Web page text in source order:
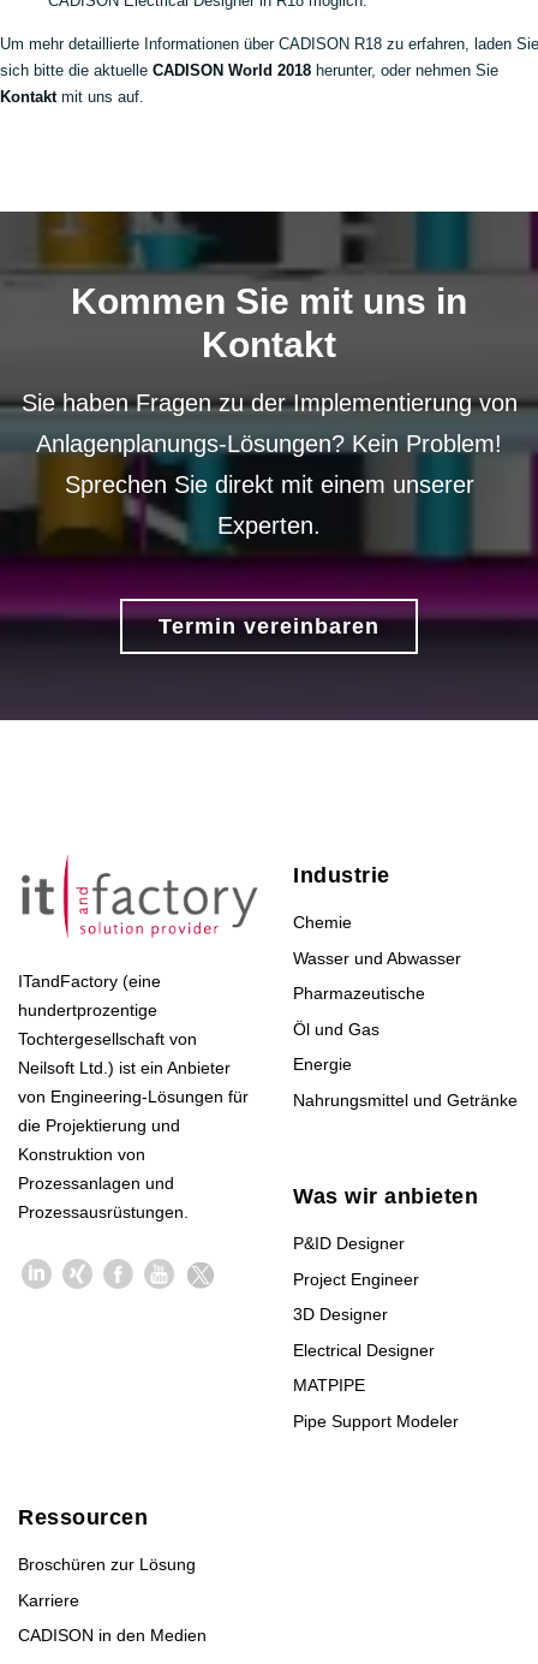
Um mehr detaillierte Informationen über CADISON R18 zu erfahren, laden Sie
sich bitte die aktuelle CADISON World 2018 herunter, oder nehmen Sie
Kontaktmit uns auf.
Kommen Sie mit uns in
Kontakt
Sie haben Fragen zu der Implementierung von
Anlagenplanungs-Lösungen? Kein Problem!
Sprechen Sie direkt mit einem unserer
Experten.
Termin vereinbaren
ITandFactory (eine
hundertprozentige
Tochtergesellschaft von
Neilsoft Ltd.) ist ein Anbieter
von Engineering-Lösungen für
die Projektierung und
Konstruktion von
Prozessanlagen und
Prozessausrüstungen.
Industrie
Chemie
Wasser und Abwasser
Pharmazeutische
Öl und Gas
Energie
Nahrungsmittel und Getränke
Was wir anbieten
P&ID Designer
Project Engineer
3D Designer
Electrical Designer
MATPIPE
Pipe Support Modeler
Ressourcen
Broschüren zur Lösung
Karriere
CADISON in den Medien